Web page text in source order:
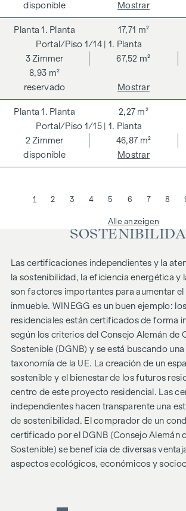
disponible Mostrar
1/14 | 1. Planta
1. Planta
3Zimmer 67,52 m²
17,71 m²
8,93 m²
reservado Mostrar
1/15 | 1. Planta
1. Planta
2Zimmer 46,87 m²
2,27 m²
disponible
Mostrar
1 2 3 4 5 6 7 8
Alle anzeigen
Las certificaciones independientes y la
la sostenibilidad, la eficiencia energética y
son factores importantes para aumentar el
inmueble. WINEGG es un buen ejemplo:
residenciales están certificados de forma
según los criterios del Consejo Alemán de
Sostenible (DGNB) y se está buscando
taxonomía de la UE. La creación de un
sostenible y el bienestar de los futuros
centro de este proyecto residencial. Las
independientes hacen transparente una
de sostenibilidad. El comprador de un
certificado por el DGNB (Consejo Alemán
Sostenible) se beneficia de diversas
aspectos ecológicos, económicos y